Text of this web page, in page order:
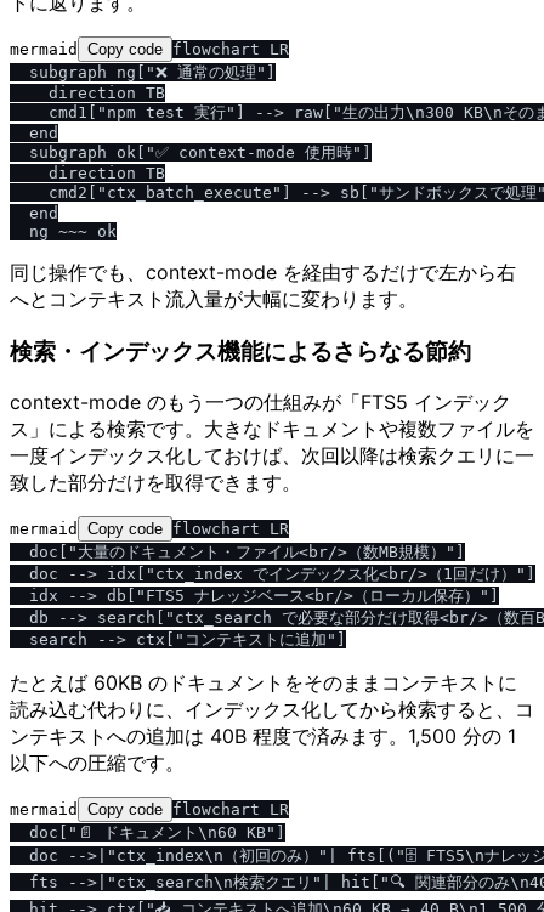
mermaid Copy code flowchart LR
  subgraph ng["❌ 通常の処理"]
    direction TB
cmd1["npm test 実行"] --> raw["生の出力\n300 KB\nそのま
  end
  subgraph ok["✅ context-mode 使用時"]
    direction TB
cmd2["ctx_batch_execute"] --> sb["サンドボックスで処理
  end
同じ操作でも、context-mode を経由するだけで左から右
へとコンテキスト流入量が大幅に変わります。
検索・インデックス機能によるさらなる節約
context-mode のもう一つの仕組みが「FTS5 インデック
ス」による検索です。大きなドキュメントや複数ファイルを
一度インデックス化しておけば、次回以降は検索クエリに一
致した部分だけを取得できます。
mermaid Copy code flowchart LR
  doc["大量のドキュメント・ファイル<br/>（数MB規模）"]
  doc --> idx["ctx_index でインデックス化<br/>（1回だけ）"]
  idx --> db["FTS5 ナレッジベース<br/>（ローカル保存）"]
db --> search["ctx_search で必要な部分だけ取得<br/>（数百
たとえば 60KB のドキュメントをそのままコンテキストに
読み込む代わりに、インデックス化してから検索すると、コ
ンテキストへの追加は 40B 程度で済みます。1,500 分の 1
以下への圧縮です。
mermaid Copy code flowchart LR
  doc["📄 ドキュメント\n60 KB"]
doc -->|"ctx_index\n（初回のみ）"| fts[("🗄️ FTS5\nナレッジ
fts -->|"ctx_search\n検索クエリ"| hit["🔍 関連部分のみ